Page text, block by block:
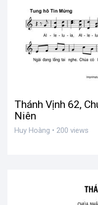
Thánh Vịnh 62,
Niên
Huy Hoàng • 200 views